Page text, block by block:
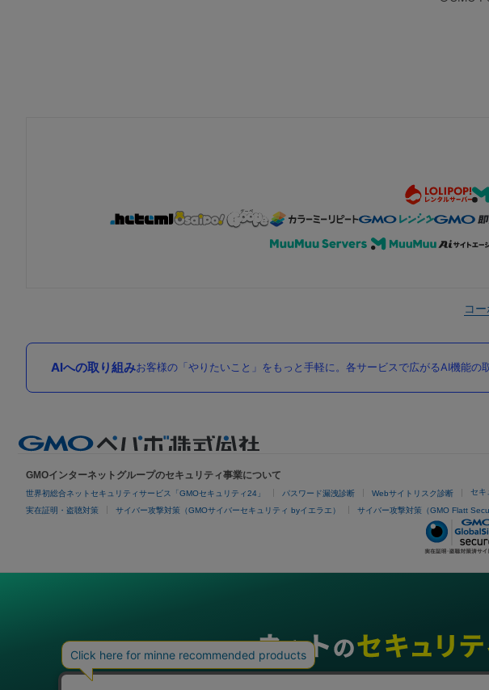
コ
AIへの取り組みお客様の「やりたいこと」をもっと手軽に。各サービスで広がるAI機能の
GMOインターネットグループのセキュリティ事業について
世界初総合ネットセキュリティサービス「GMOセキュリティ24」 パスワード漏洩診断 Webサイトリスク診断 セキ
実在証明・盗聴対策 サイバー攻撃対策（GMOサイバーセキュリティ byイエラエ） サイバー攻撃対策（GMO Flatt